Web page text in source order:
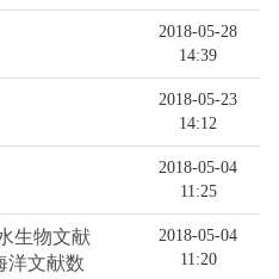
2018-05-28
14:39
2018-05-23
14:12
2018-05-04
11:25
生物文献
洋文献数
2018-05-04
11:20